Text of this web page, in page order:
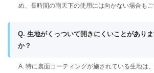
め、長時間の雨天下の使用には向かない場合もご
Q. 生地がくっついて開きにくいことがあり
か？
A. 特に裏面コーティングが施されている生地は